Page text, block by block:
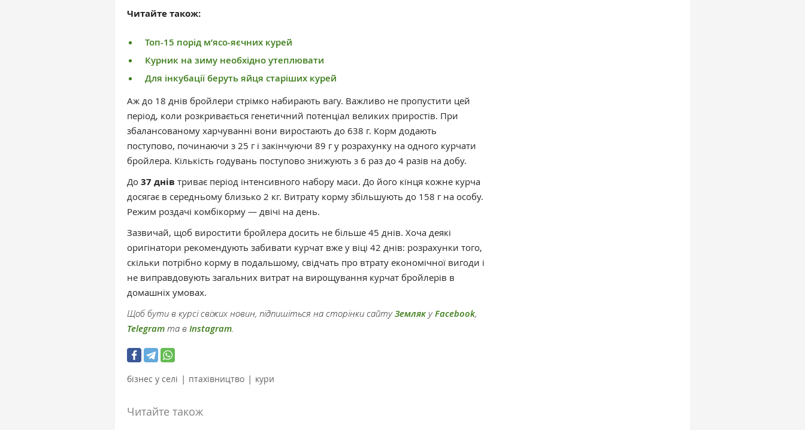
Читайте також:
Топ-15 порід м’ясо-яєчних курей
Курник на зиму необхідно утеплювати
Для інкубації беруть яйця старіших курей
Аж до 18 днів бройлери стрімко набирають вагу. Важливо не пропустити цей
період, коли розкривається генетичний потенціал великих приростів. При
збалансованому харчуванні вони виростають до 638 г. Корм додають
поступово, починаючи з 25 г і закінчуючи 89 г у розрахунку на одного курчати
бройлера. Кількість годувань поступово знижують з 6 раз до 4 разів на добу.
До 37 днів триває період інтенсивного набору маси. До його кінця кожне курча
досягає в середньому близько 2 кг. Витрату корму збільшують до 158 г на особу.
Режим роздачі комбікорму — двічі на день.
Зазвичай, щоб виростити бройлера досить не більше 45 днів. Хоча деякі
оригінатори рекомендують забивати курчат вже у віці 42 днів: розрахунки того,
скільки потрібно корму в подальшому, свідчать про втрату економічної вигоди і
не виправдовують загальних витрат на вирощування курчат бройлерів в
домашніх умовах.
Щоб бути в курсі свіжих новин, підпишіться на сторінки сайтуЗемлякуFacebook,
Telegram та в Instagram.
бізнес у селі | птахівництво | кури
Читайте також